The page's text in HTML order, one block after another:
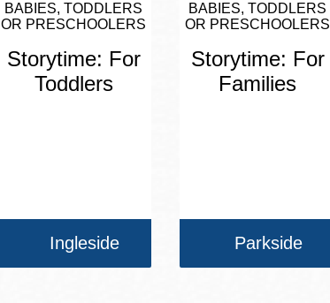
BABIES, TODDLERS
OR PRESCHOOLERS
Storytime: For
Toddlers
Ingleside
BABIES, TODDLERS
OR PRESCHOOLERS
Storytime: For
Families
Parkside